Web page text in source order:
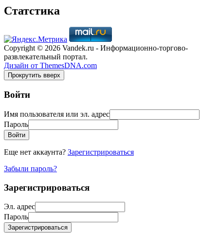
Статстика
Copyright © 2026 Vandek.ru - Информационно-торгово-
развлекательный портал.
Дизайн от ThemesDNA.com
Прокрутить вверх
Войти
Имя пользователя или эл. адрес
Пароль
Войти
Еще нет аккаунта? Зарегистрироваться
Забыли пароль?
Зарегистрироваться
Эл. адрес
Пароль
Зарегистрироваться